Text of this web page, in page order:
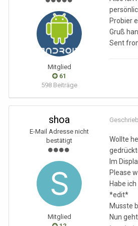
Mitglied
61
598 Beiträge
Probier
Gruß
Sent
shoa
E-Mail Adresse nicht
bestätigt
Mitglied
Wollte
Im
Please
Habe
*edit*
Musste
Nun